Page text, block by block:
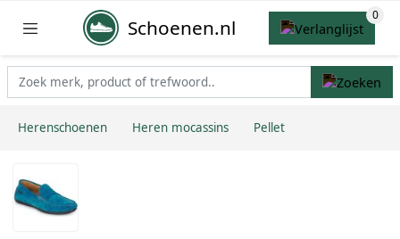
Schoenen.nl
Herenschoenen Heren mocassins Pellet